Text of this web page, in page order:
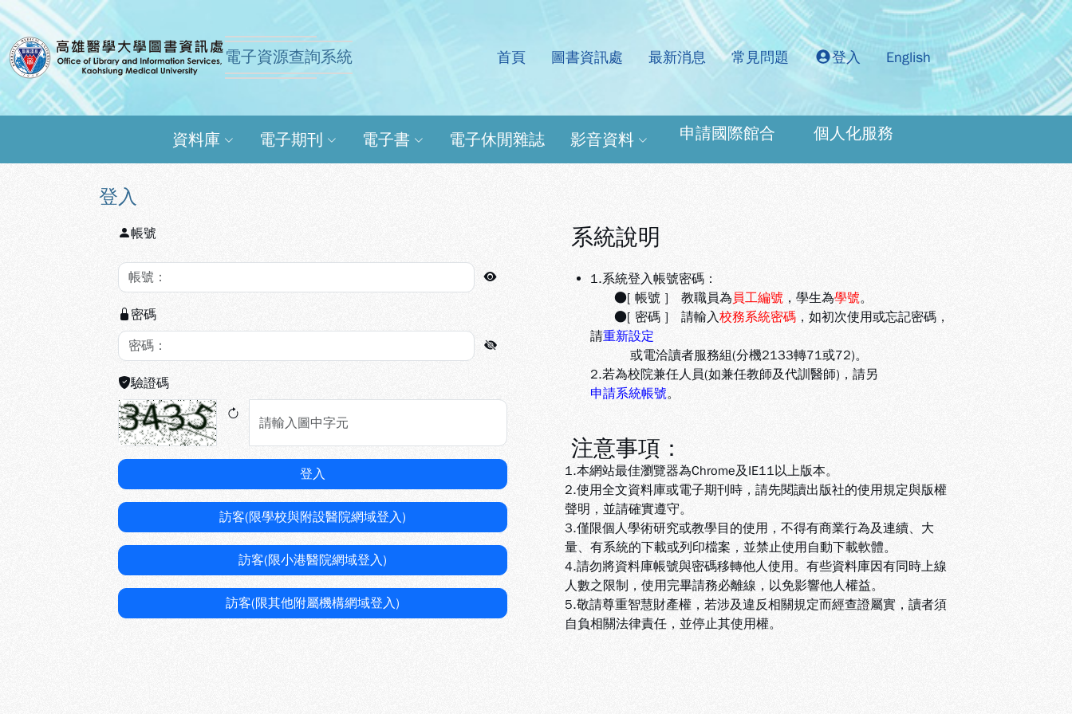
跳到主要內容
:::
高雄醫學大學圖書資訊處電子資源查詢系統
電子資源查詢系統 首頁 圖書資訊處 最新消息 常見問題 登入 English
資料庫 電子期刊 電子書 電子休閒雜誌 影音資料 申請國際館合 個人化服務
:::
登入
帳號
密碼
驗證碼
登入
訪客(限學校與附設醫院網域登入)
訪客(限小港醫院網域登入)
訪客(限其他附屬機構網域登入)
系統說明
1.系統登入帳號密碼：
●[ 帳號 ] 教職員為員工編號 ，學生為學號。
●[ 密碼 ] 請輸入校務系統密碼 ，如初次使用或忘記密碼，
請重新設定
或電洽讀者服務組(分機2133轉71或72)。
2.若為校院兼任人員(如兼任教師及代訓醫師)，請另
申請系統帳號。
注意事項：
1.本網站最佳瀏覽器為Chrome及IE11以上版本。
2.使用全文資料庫或電子期刊時，請先閱讀出版社的使用規定與版權
聲明，並請確實遵守。
3.僅限個人學術研究或教學目的使用，不得有商業行為及連續、大
量、有系統的下載或列印檔案，並禁止使用自動下載軟體。
4.請勿將資料庫帳號與密碼移轉他人使用。有些資料庫因有同時上線
人數之限制，使用完畢請務必離線，以免影響他人權益。
5.敬請尊重智慧財產權，若涉及違反相關規定而經查證屬實，讀者須
自負相關法律責任，並停止其使用權。